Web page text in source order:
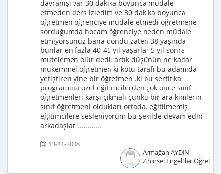
davranışı var 30 dakika boyunca müdale
etmeden ders izledim ve 30 dakika boyunca
öğretmen öğrenciye müdale etmedi öğretmene
sorduğumda hocam öğrenciye neden müdale
etmiyorsunuz bana döndü zaten 38 yaşında
bunlar en fazla 40-45 yıl yaşarlar 5 yıl sonra
mutelemen ölür dedi. artık düşünün ne kadar
mükemmel öğretmen ki kötü tarafı bu adamıda
yetiştiren yine bir öğretmen .ki bu sertifika
programına özel eğitimcilerden çok önce sınıf
öğretmenleri karşı çıkmalı çünkü bir ara kimlerin
sınıf öğretmeni oldukları ortada. eğitilmemiş
eğitimcilere sesleniyorum bu şekilde devam edin
arkadaşlar ............
13-11-2008
Armağan AYDIN
Zihinsel Engelliler